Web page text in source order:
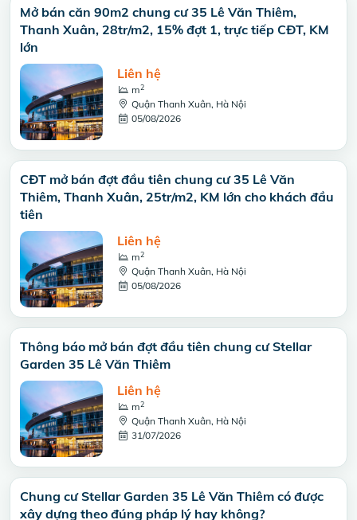
Mở bán căn 90m2 chung cư 35 Lê Văn Thiêm,
Thanh Xuân, 28tr/m2, 15% đợt 1, trực tiếp CĐT, KM
lớn
Liên hệ
m2
Quận Thanh Xuân, Hà Nội
05/08/2026
CĐT mở bán đợt đầu tiên chung cư 35 Lê Văn
Thiêm, Thanh Xuân, 25tr/m2, KM lớn cho khách đầu
tiên
Liên hệ
m2
Quận Thanh Xuân, Hà Nội
05/08/2026
Thông báo mở bán đợt đầu tiên chung cư Stellar
Garden 35 Lê Văn Thiêm
Liên hệ
m2
Quận Thanh Xuân, Hà Nội
31/07/2026
Chung cư Stellar Garden 35 Lê Văn Thiêm có được
xây dựng theo đúng pháp lý hay không?